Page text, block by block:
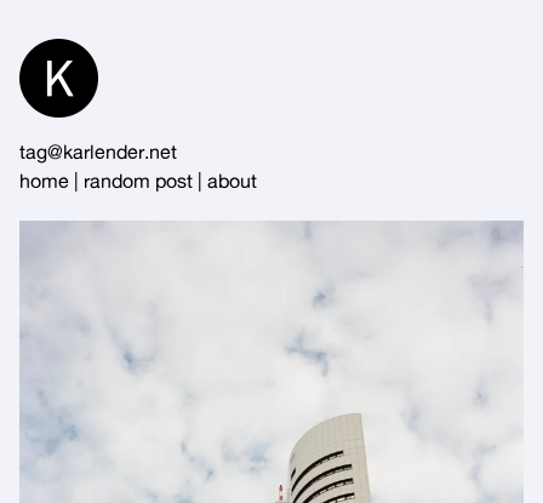
Content
tag@karlender.net
home
random post about